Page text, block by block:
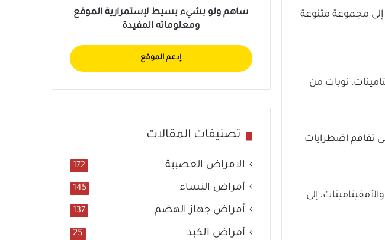
مجموعة متنوعة
نوبات من
تفاقم اضطرابات
إلى
ساهم ولو بشيء بسيط لإستمرارية الموقع
ومعلوماته المفيدة
إدعم الموقع
تصنيفات المقالات
الامراض العصبية 172
أمراض النساء 145
أمراض جهاز الهضم 137
أمراض الكبد 25